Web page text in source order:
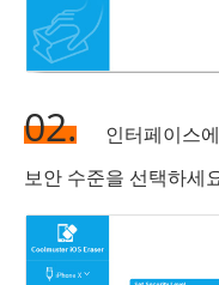
02.
인터페이스
보안 수준을 선택하세